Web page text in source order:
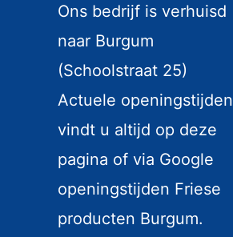
Ons bedrijf is verhuisd
naar Burgum
(Schoolstraat 25)
Actuele openingstijden
vindt u altijd op deze
pagina of via Google
openingstijden Friese
producten Burgum.